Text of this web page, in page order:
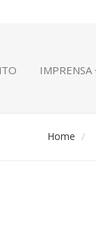
IMPRENSA
Home